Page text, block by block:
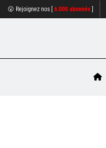
😮 Rejoignez nos [ 6.000 abonnés